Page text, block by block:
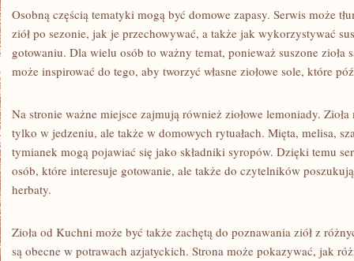
Osobną częścią tematyki mogą być domowe zapasy. Serwis może
ziół po sezonie, jak je przechowywać, a także jak wykorzystywać
gotowaniu. Dla wielu osób to ważny temat, ponieważ suszone zioła
może inspirować do tego, aby tworzyć własne ziołowe sole, które
Na stronie ważne miejsce zajmują również ziołowe lemoniady.
tylko w jedzeniu, ale także w domowych rytuałach. Mięta, melisa,
tymianek mogą pojawiać się jako składniki syropów. Dzięki temu
osób, które interesuje gotowanie, ale także do czytelników
herbaty.
Zioła od Kuchni może być także zachętą do poznawania ziół z
są obecne w potrawach azjatyckich. Strona może pokazywać, jak